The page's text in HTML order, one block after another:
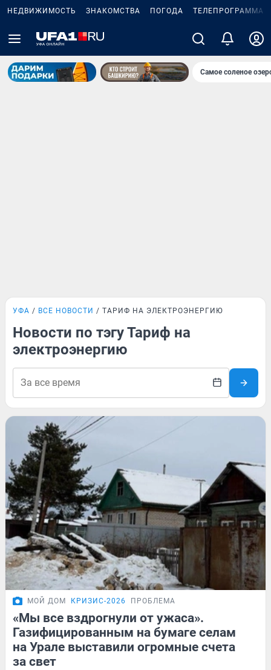
НЕДВИЖИМОСТЬ ЗНАКОМСТВА ПОГОДА ТЕЛЕПРОГРАММА
Самое соленое
УФА ВСЕ НОВОСТИ ТАРИФ НА ЭЛЕКТРОЭНЕРГИЮ
Новости по тэгу Тариф на
электроэнергию
МОЙ ДОМ КРИЗИС-2026 ПРОБЛЕМА
«Мы все вздрогнули от ужаса».
Газифицированным на бумаге селам
на Урале выставили огромные счета
за свет